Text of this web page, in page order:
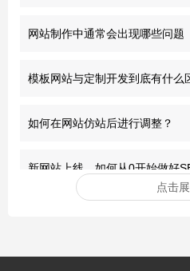
网站制作中通常会出现哪些问题
模板网站与定制开发到底有什么
如何在网站仿站后进行调整？
新网站上线，如何从0开始做好
突破界限：青岛网站建设的前沿
点击